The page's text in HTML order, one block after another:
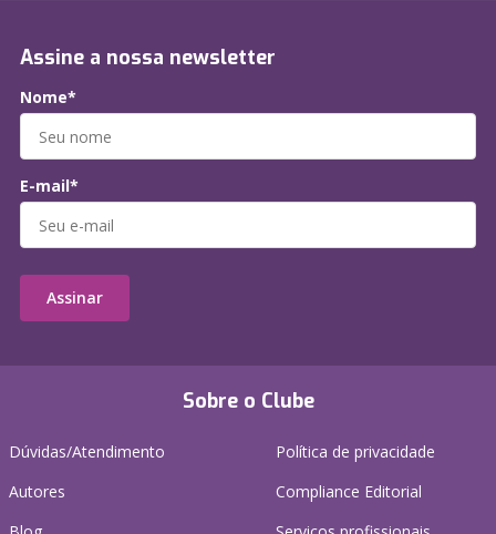
Sobre o Clube
Dúvidas/Atendimento
Autores
Política de privacidade
Compliance Editorial
Assine a nossa newsletter
Nome*
E-mail*
Assinar